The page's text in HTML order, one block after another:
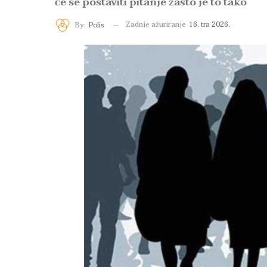
By: Polis Zadnje ažuriranje 16. tra 2026.